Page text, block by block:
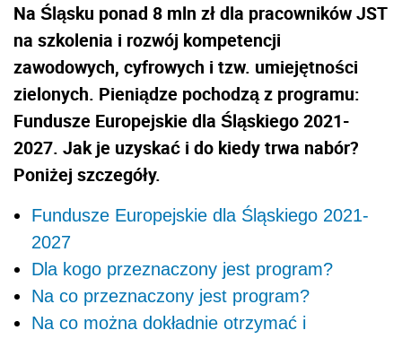
Na Śląsku ponad 8 mln zł dla pracowników JST
na szkolenia i rozwój kompetencji
zawodowych, cyfrowych i tzw. umiejętności
zielonych. Pieniądze pochodzą z programu:
Fundusze Europejskie dla Śląskiego 2021-
2027. Jak je uzyskać i do kiedy trwa nabór?
Poniżej szczegóły.
Fundusze Europejskie dla Śląskiego 2021-
2027
Dla kogo przeznaczony jest program?
Na co przeznaczony jest program?
Na co można dokładnie otrzymać i